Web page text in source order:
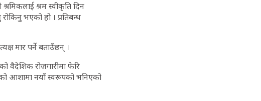
श्रम स्वीकृति दिन
भएको हो । प्रतिबन्ध
मार पर्ने बताउँछन् ।
वैदेशिक रोजगारीमा फेरि
आशामा नयाँ स्वरूपको भनिएको